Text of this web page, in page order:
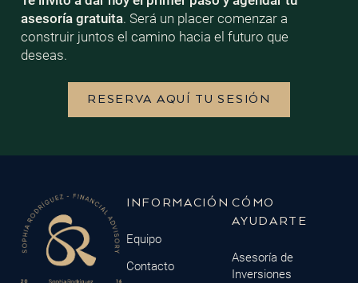
asesoría gratuita. Será un placer comenzar a
construir juntos el camino hacia el futuro que
deseas.
RESERVA AQUÍ TU SESIÓN
INFORMACIÓN
Equipo
Contacto
CÓMO
AYUDARTE
Asesoría de
Inversiones